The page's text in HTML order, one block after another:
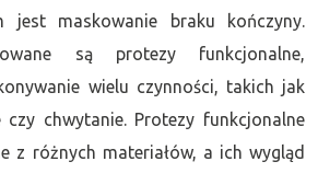
jest maskowanie braku kończyny.
są protezy funkcjonalne,
wielu czynności, takich jak
czy chwytanie. Protezy funkcjonalne
z różnych materiałów, a ich wygląd